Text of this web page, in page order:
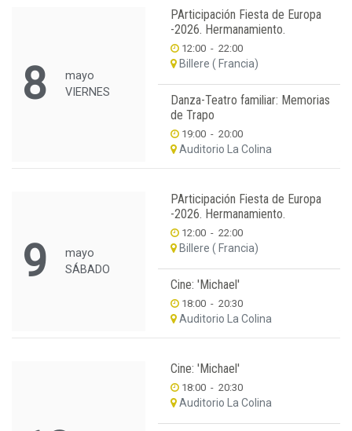
8
mayo
VIERNES
PArticipación Fiesta de Europa
-2026. Hermanamiento.
12:00 - 22:00
Billere ( Francia)
Danza-Teatro familiar: Memorias
de Trapo
19:00 - 20:00
Auditorio La Colina
9
mayo
SÁBADO
PArticipación Fiesta de Europa
-2026. Hermanamiento.
12:00 - 22:00
Billere ( Francia)
Cine: 'Michael'
18:00 - 20:30
Auditorio La Colina
Cine: 'Michael'
18:00 - 20:30
Auditorio La Colina